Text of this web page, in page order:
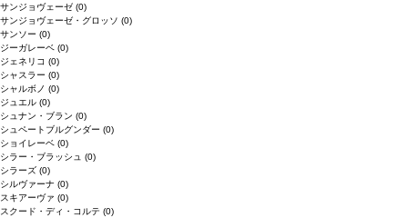
サンジョヴェーゼ (0)
サンジョヴェーゼ・グロッソ (0)
サンソー (0)
ジーガレーベ (0)
ジェネリコ (0)
シャスラー (0)
シャルボノ (0)
ジュエル (0)
シュナン・ブラン (0)
シュペートブルグンダー (0)
ショイレーベ (0)
シラー・ブラッシュ (0)
シラーズ (0)
シルヴァーナ (0)
スキアーヴァ (0)
スクード・ディ・コルテ (0)